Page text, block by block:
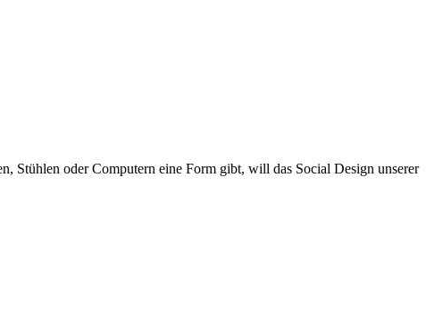
Stühlen oder Computern eine Form gibt, will das Social Design unserer